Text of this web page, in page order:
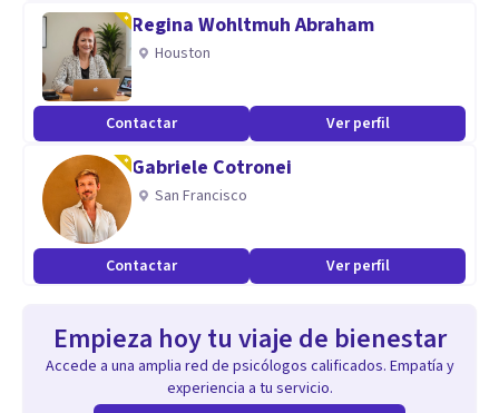
Regina Wohltmuh Abraham
Houston
Contactar Ver perfil
Gabriele Cotronei
San Francisco
Contactar Ver perfil
Empieza hoy tu viaje de bienestar
Accede a una amplia red de psicólogos calificados. Empatía y
experiencia a tu servicio.